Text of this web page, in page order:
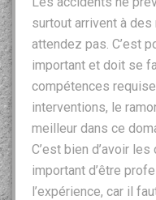
surtout arrivent à
attendez pas. C’est
important et doit se
compétences
interventions, le
meilleur dans ce
C’est bien d’avoir
important d’être
l’expérience, car il